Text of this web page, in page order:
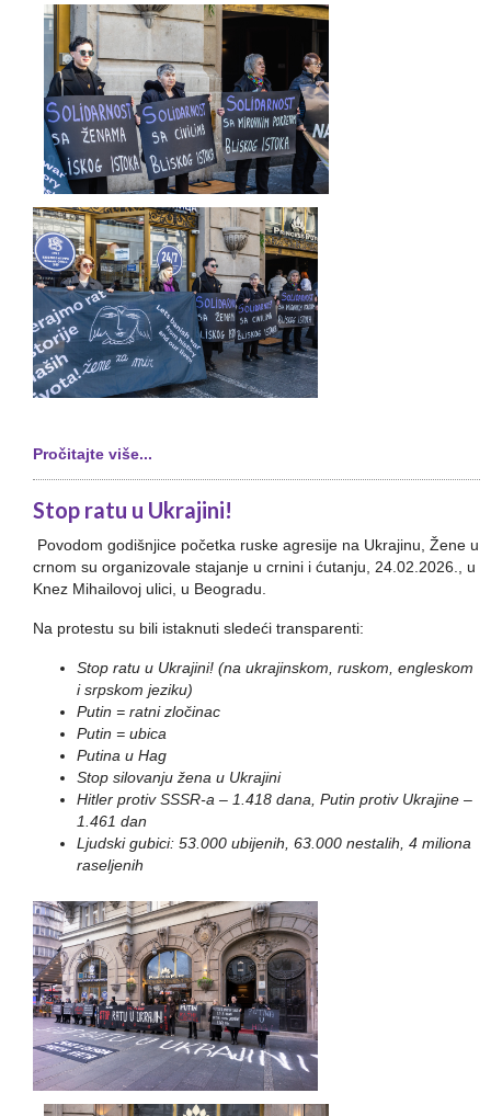
Pročitajte više...
Stop ratu u Ukrajini!
Povodom godišnjice početka ruske agresije na Ukrajinu, Žene u
crnom su organizovale stajanje u crnini i ćutanju, 24.02.2026., u
Knez Mihailovoj ulici, u Beogradu.
Na protestu su bili istaknuti sledeći transparenti:
Stop ratu u Ukrajini! (na ukrajinskom, ruskom, engleskom
i srpskom jeziku)
Putin = ratni zločinac
Putin = ubica
Putina u Hag
Stop silovanju žena u Ukrajini
Hitler protiv SSSR-a – 1.418 dana, Putin protiv Ukrajine –
1.461 dan
Ljudski gubici: 53.000 ubijenih, 63.000 nestalih, 4 miliona
raseljenih